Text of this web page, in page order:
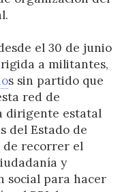
el 30 de junio
a militantes,
s sin partido que
red de
dirigente estatal
del Estado de
de recorrer el
y
social para hacer